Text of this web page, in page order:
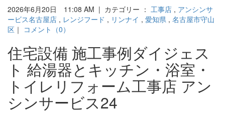
2026年6月20日 11:08 AM | カテゴリー ： 工事店 , アンシンサ
ービス名古屋店 , レンジフード , リンナイ , 愛知県 , 名古屋市守山
区 ｜ コメント（0）
住宅設備 施工事例ダイジェス
ト 給湯器とキッチン・浴室・
トイレリフォーム工事店 アン
シンサービス24